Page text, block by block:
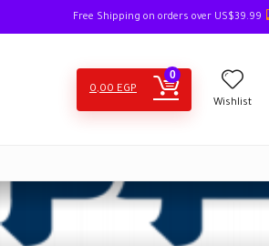
Wishlist
0
0,00 EGP